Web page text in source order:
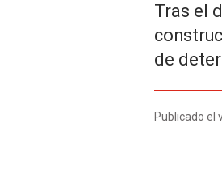
Tras el
de
Publicado el